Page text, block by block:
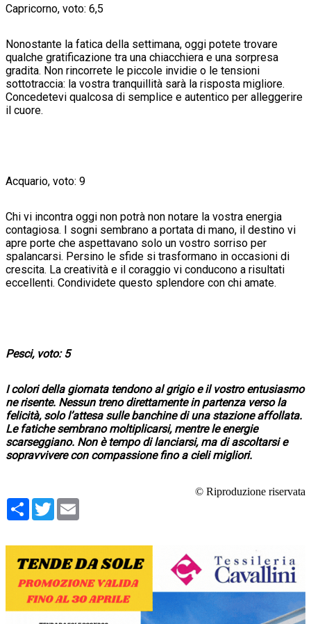
Capricorno, voto: 6,5
Nonostante la fatica della settimana, oggi potete trovare
qualche gratificazione tra una chiacchiera e una sorpresa
gradita. Non rincorrete le piccole invidie o le tensioni
sottotraccia: la vostra tranquillità sarà la risposta migliore.
Concedetevi qualcosa di semplice e autentico per alleggerire
il cuore.
Acquario, voto: 9
Chi vi incontra oggi non potrà non notare la vostra energia
contagiosa. I sogni sembrano a portata di mano, il destino vi
apre porte che aspettavano solo un vostro sorriso per
spalancarsi. Persino le sfide si trasformano in occasioni di
crescita. La creatività e il coraggio vi conducono a risultati
eccellenti. Condividete questo splendore con chi amate.
Pesci, voto: 5
I colori della giornata tendono al grigio e il vostro entusiasmo
ne risente. Nessun treno direttamente in partenza verso la
felicità, solo l’attesa sulle banchine di una stazione affollata.
Le fatiche sembrano moltiplicarsi, mentre le energie
scarseggiano. Non è tempo di lanciarsi, ma di ascoltarsi e
sopravvivere con compassione fino a cieli migliori.
© Riproduzione riservata
Condividi
Twitter